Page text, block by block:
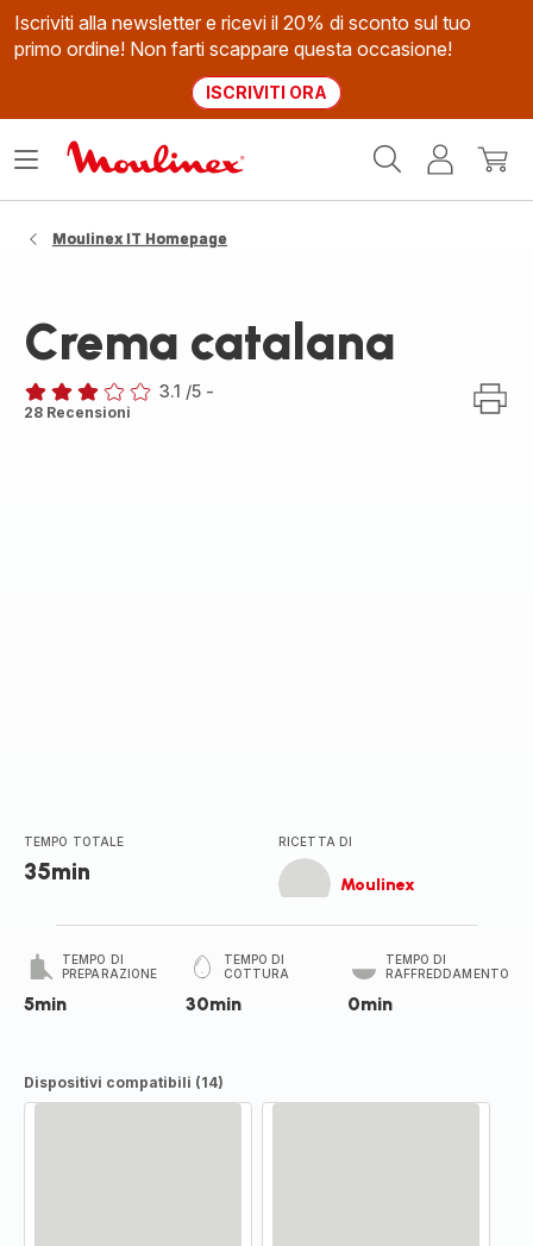
Iscriviti alla newsletter e ricevi il 20% di sconto sul tuo
primo ordine! Non farti scappare questa occasione!
ISCRIVITI ORA
Il
Apri
Moulinex IT Homepage
Crema catalana
ratings.3.1
3.1 /5 -
28 Recensioni
TEMPO TOTALE
35min
RICETTA DI
Moulinex
TEMPO DI
PREPARAZIONE
5min
TEMPO DI
COTTURA
30min
TEMPO DI
RAFFREDDAMENTO
0min
Dispositivi compatibili (14)